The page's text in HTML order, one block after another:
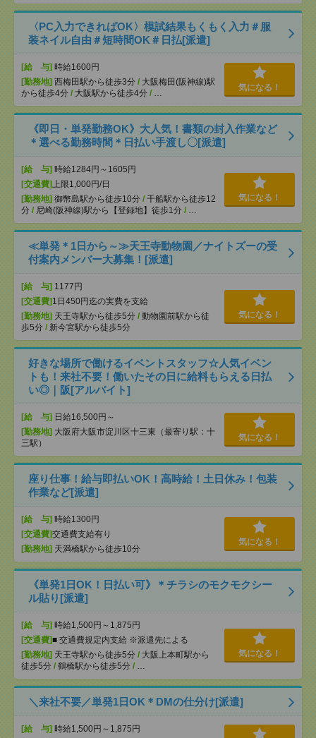
〈PC入力できればOK〉模試結果もくもく入力＃服
装ネイル自由＃短時間OK＃日払[派遣]
[給 与] 時給1600円
[勤務地] 西梅田駅から徒歩3分 / 大阪梅田(阪神線)駅
から徒歩4分 / 大阪駅から徒歩4分 / …
気になる！
《即日・単発勤務OK》大人気！書類の封入作業など
＊選べる勤務時間＊日払い手渡し〇[派遣]
[給 与] 時給1284円～1605円
[交通費] 上限1,000円/日
[勤務地] 御幣島駅から徒歩10分 / 千船駅から徒歩12
分 / 尼崎(阪神線)駅から【登録地】徒歩1分 / …
気になる！
≪単発＊1日から～≫天王寺動物園／ナイトズーの受
付案内メンバー大募集！[派遣]
[給 与] 1177円
[交通費] 1日450円迄の実費を支給
[勤務地] 天王寺駅から徒歩5分 / 動物園前駅から徒
歩5分 / 新今宮駅から徒歩5分
気になる！
好きな場所で働けるイベントスタッフ☆人気イベン
トも！来社不要！働いたその日に給料もらえる日払
い◎｜阪[アルバイト]
[給 与] 日給16,500円～
[勤務地] 大阪府大阪市淀川区十三東（最寄り駅：十
三駅）
気になる！
座り仕事！給与即払いOK！高時給！土日休み！包装
作業など[派遣]
[給 与] 時給1300円
[交通費]交通費支給有り
[勤務地] 天満橋駅から徒歩10分
気になる！
《単発1日OK！日払い可》＊チラシのモクモクシー
ル貼り[派遣]
[給 与] 時給1,500円～1,875円
[交通費]■ 交通費規定内支給 ※派遣先による
[勤務地] 天王寺駅から徒歩5分 / 大阪上本町駅から
徒歩5分 / 鶴橋駅から徒歩5分 / …
気になる！
＼来社不要／単発1日OK＊DMの仕分け[派遣]
[給 与] 時給1,500円～1,875円